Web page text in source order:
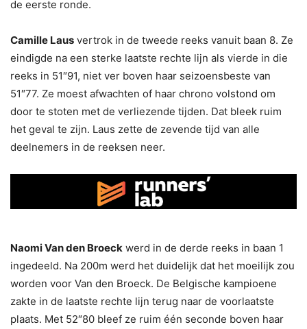
de eerste ronde.
Camille Laus vertrok in de tweede reeks vanuit baan 8. Ze
eindigde na een sterke laatste rechte lijn als vierde in die
reeks in 51″91, niet ver boven haar seizoensbeste van
51″77. Ze moest afwachten of haar chrono volstond om
door te stoten met de verliezende tijden. Dat bleek ruim
het geval te zijn. Laus zette de zevende tijd van alle
deelnemers in de reeksen neer.
Naomi Van den Broeck werd in de derde reeks in baan 1
ingedeeld. Na 200m werd het duidelijk dat het moeilijk zou
worden voor Van den Broeck. De Belgische kampioene
zakte in de laatste rechte lijn terug naar de voorlaatste
plaats. Met 52″80 bleef ze ruim één seconde boven haar